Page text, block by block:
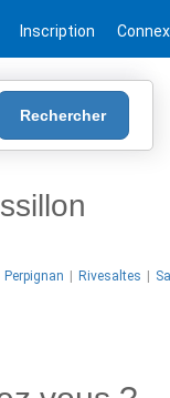
Inscription
Rechercher
Perpignan Rivesaltes